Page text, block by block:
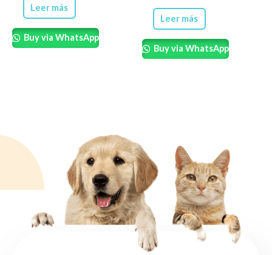
Leer más
Buy via WhatsApp
Leer más
Buy via WhatsApp